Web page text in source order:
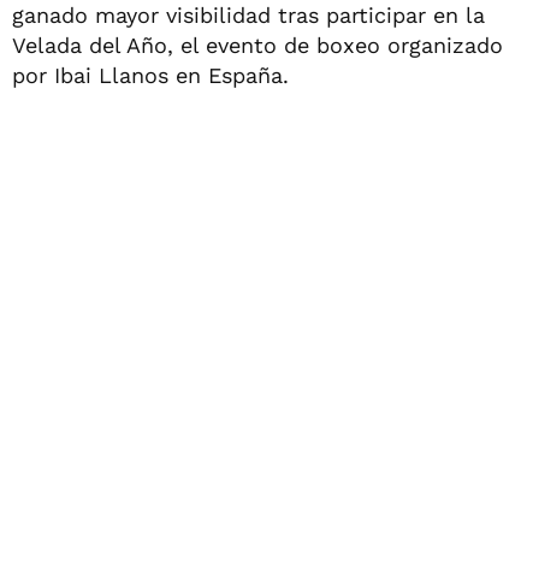
ganado mayor visibilidad tras participar en la
Velada del Año, el evento de boxeo organizado
por Ibai Llanos en España.